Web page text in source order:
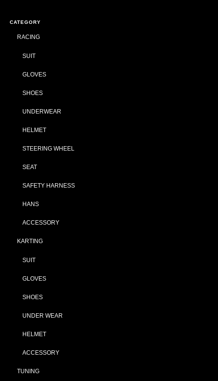
CATEGORY
RACING
SUIT
GLOVES
SHOES
UNDERWEAR
HELMET
STEERING WHEEL
SEAT
SAFETY HARNESS
HANS
ACCESSORY
KARTING
SUIT
GLOVES
SHOES
UNDER WEAR
HELMET
ACCESSORY
TUNING